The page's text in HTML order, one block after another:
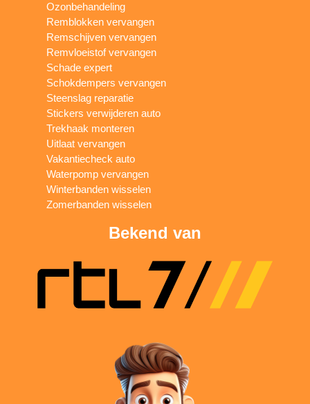
Ozonbehandeling
Remblokken vervangen
Remschijven vervangen
Remvloeistof vervangen
Schade expert
Schokdempers vervangen
Steenslag reparatie
Stickers verwijderen auto
Trekhaak monteren
Uitlaat vervangen
Vakantiecheck auto
Waterpomp vervangen
Winterbanden wisselen
Zomerbanden wisselen
Bekend van